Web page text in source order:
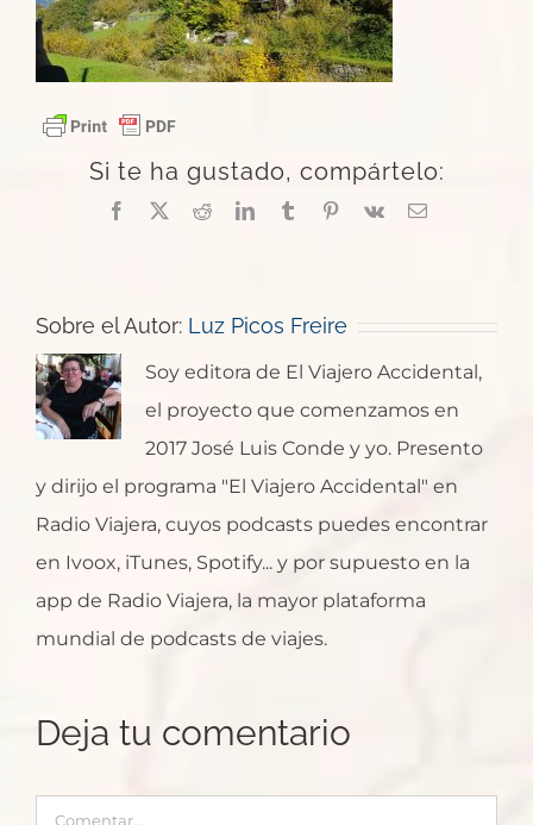
Si te ha gustado, compártelo:
Facebook
X RedditLinkedInTumblrPinterest
Vk
Correo
Sobre el Autor: Luz Picos Freire
Soy editora de El Viajero Accidental,
el proyecto que comenzamos en
2017 José Luis Conde y yo. Presento
y dirijo el programa "El Viajero Accidental" en
Radio Viajera, cuyos podcasts puedes encontrar
en Ivoox, iTunes, Spotify... y por supuesto en la
app de Radio Viajera, la mayor plataforma
mundial de podcasts de viajes.
Deja tu comentario
Comentar